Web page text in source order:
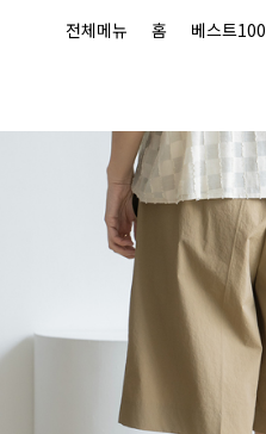
전체메뉴 홈 베스트100